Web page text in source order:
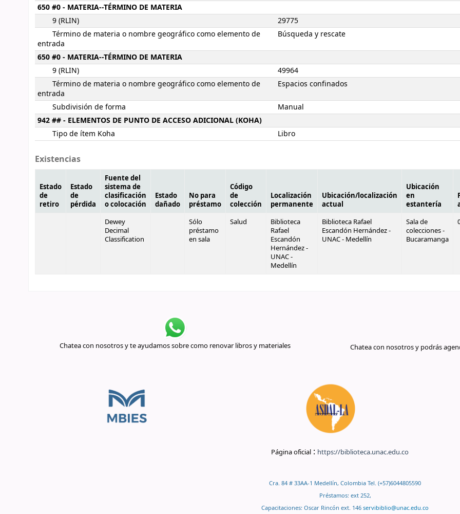
650 #0 - MATERIA--TÉRMINO DE MATERIA
9 (RLIN)
29775
Término de materia o nombre geográfico como elemento de
entrada
Búsqueda y rescate
650 #0 - MATERIA--TÉRMINO DE MATERIA
9 (RLIN)
49964
Término de materia o nombre geográfico como elemento de
entrada
Espacios confinados
Subdivisión de forma
Manual
942 ## - ELEMENTOS DE PUNTO DE ACCESO ADICIONAL (KOHA)
Tipo de ítem Koha
Libro
Existencias
Estado
de
retiro
Estado
de
pérdida
Fuente del
sistema de
clasificación
o colocación
Estado
dañado
No para
préstamo
Código
de
colección
Localización
permanente
Ubicación/localización
actual
Ubicación
en
estantería
Dewey
Decimal
Classification
Sólo
préstamo
en sala
Salud
Biblioteca
Rafael
Escandón
Hernández -
UNAC -
Medellín
Biblioteca Rafael
Escandón Hernández -
UNAC - Medellín
Sala de
colecciones -
Bucaramanga
Chatea con nosotros y te ayudamos sobre como renovar libros y materiales Chatea con nosotros y podrás
Página oficial : https://biblioteca.unac.edu.co
Cra. 84 # 33AA-1 Medellín, Colombia Tel. (+57)6044805590
Préstamos: ext 252,
Capacitaciones: Oscar Rincón ext. 146 servibiblio@unac.edu.co